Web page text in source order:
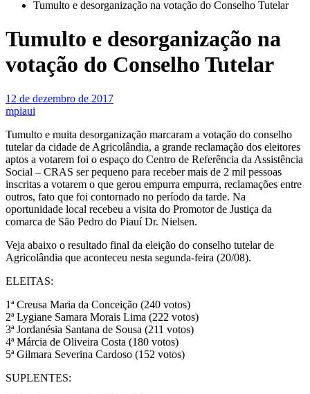
Tumulto e desorganização na votação do Conselho Tutelar
Tumulto e desorganização na
votação do Conselho Tutelar
12 de dezembro de 2017
mpiaui
Tumulto e muita desorganização marcaram a votação do conselho
tutelar da cidade de Agricolândia, a grande reclamação dos eleitores
aptos a votarem foi o espaço do Centro de Referência da Assistência
Social – CRAS ser pequeno para receber mais de 2 mil pessoas
inscritas a votarem o que gerou empurra empurra, reclamações entre
outros, fato que foi contornado no período da tarde. Na
oportunidade local recebeu a visita do Promotor de Justiça da
comarca de São Pedro do Piauí Dr. Nielsen.
Veja abaixo o resultado final da eleição do conselho tutelar de
Agricolândia que aconteceu nesta segunda-feira (20/08).
ELEITAS:
1ª Creusa Maria da Conceição (240 votos)
2ª Lygiane Samara Morais Lima (222 votos)
3ª Jordanésia Santana de Sousa (211 votos)
4ª Márcia de Oliveira Costa (180 votos)
5ª Gilmara Severina Cardoso (152 votos)
SUPLENTES: